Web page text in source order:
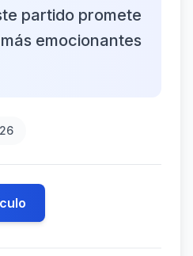
partido promete
emocionantes